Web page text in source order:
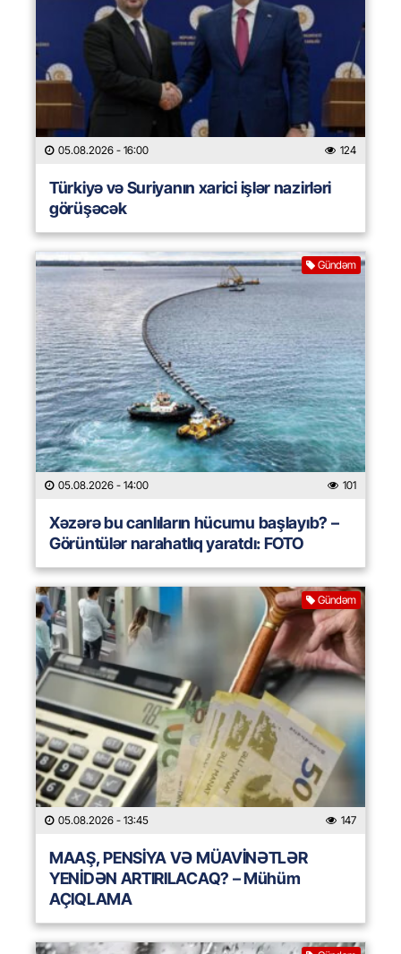
05.08.2026 - 16:00 124
Türkiyə və Suriyanın xarici işlər nazirləri
görüşəcək
Gündəm
05.08.2026 - 14:00 101
Xəzərə bu canlıların hücumu başlayıb? –
Görüntülər narahatlıq yaratdı: FOTO
Gündəm
05.08.2026 - 13:45 147
MAAŞ, PENSİYA VƏ MÜAVİNƏTLƏR
YENİDƏN ARTIRILACAQ? – Mühüm
AÇIQLAMA